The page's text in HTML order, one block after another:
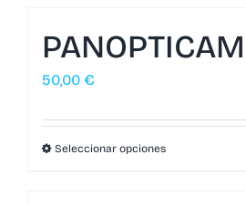
PANOPTICAM
50,00 €
Seleccionar opciones